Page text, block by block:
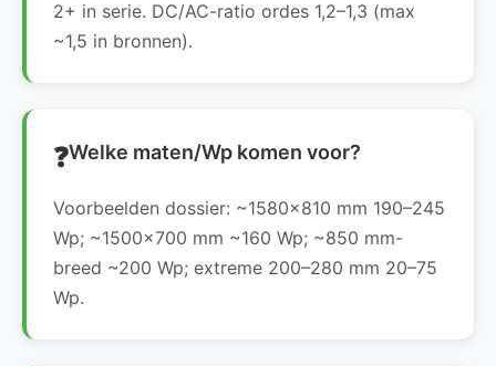
2+ in serie. DC/AC-ratio ordes 1,2–1,3 (max
~1,5 in bronnen).
Welke maten/Wp komen voor?
Voorbeelden dossier: ~1580×810 mm 190–245
Wp; ~1500×700 mm ~160 Wp; ~850 mm-
breed ~200 Wp; extreme 200–280 mm 20–75
Wp.